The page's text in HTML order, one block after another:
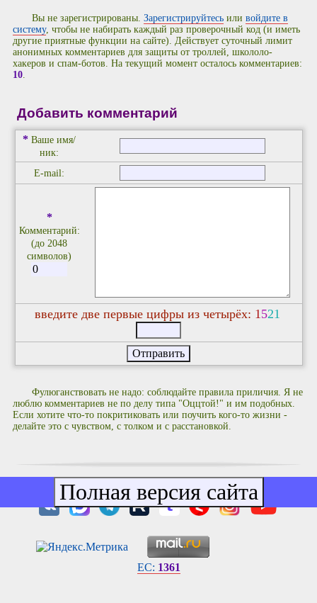
Вы не зарегистрированы.Зарегистрируйтесь иливойдите в
систему, чтобы не набирать каждый раз проверочный код (и иметь
другие приятные функции на сайте). Действует суточный лимит
анонимных комментариев для защиты от троллей, школоло-
хакеров и спам-ботов. На текущий момент осталось комментариев:
10.
Добавить комментарий
* Ваше имя/
ник:
E-mail:
*
Комментарий:
(до 2048
символов)
введите две первые цифры из четырёх: 1 521
Фулюганствовать не надо: соблюдайте правила приличия. Я не
люблю комментариев не по делу типа "Оццтой!" и им подобных.
Если хотите что-то покритиковать или поучить кого-то жизни -
делайте это с чувством, с толком и с расстановкой.
EC: 1361